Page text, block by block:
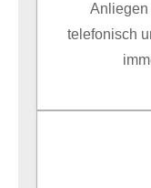
Anliegen
telefonisch